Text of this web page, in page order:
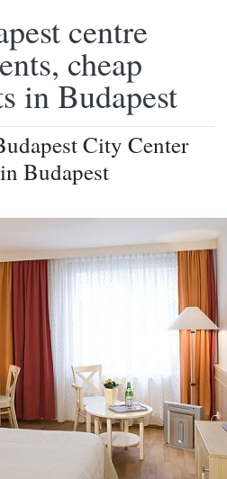
centre
cheap
in Budapest
City Center
Budapest